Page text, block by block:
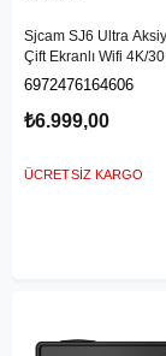
Sjcam SJ6 Ultra
Çift Ekranlı Wifi 4K/
Eksenli Stabilizasyon
6972476164606
₺6.999,00
ÜCRETSIZ KARGO